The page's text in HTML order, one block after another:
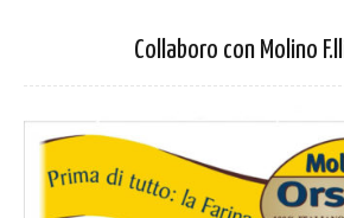
Collaboro con Molino